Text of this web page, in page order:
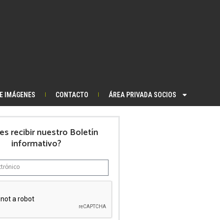
IMÁGENES CONTACTO ÁREA PRIVADA SOCIOS
recibir nuestro Boletín
informativo?